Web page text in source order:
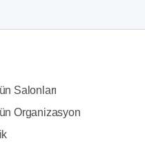
Salonları
Organizasyon